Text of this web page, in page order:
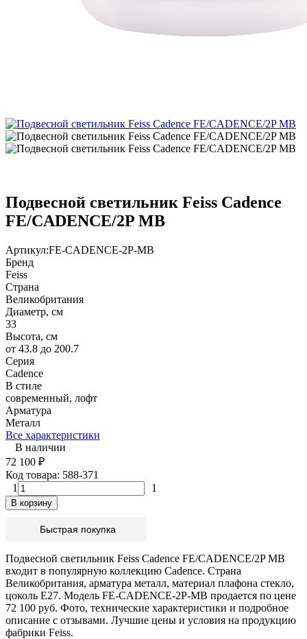
Подвесной светильник Feiss Cadence
FE/CADENCE/2P MB
Артикул:FE-CADENCE-2P-MB
Бренд
Feiss
Страна
Великобритания
Диаметр, см
33
Высота, см
от 43.8 до 200.7
Серия
Cadence
В стиле
современный, лофт
Арматура
Металл
Все характеристики
В наличии
72 100 ₽
Код товара: 588-371
1
1
В корзину
Быстрая покупка
Подвесной светильник Feiss Cadence FE/CADENCE/2P MB
входит в популярную коллекцию Cadence. Страна
Великобритания, арматура металл, материал плафона стекло,
цоколь E27. Модель FE-CADENCE-2P-MB продается по цене
72 100 руб. Фото, технические характеристики и подробное
описание с отзывами. Лучшие цены и условия на продукцию
фабрики Feiss.